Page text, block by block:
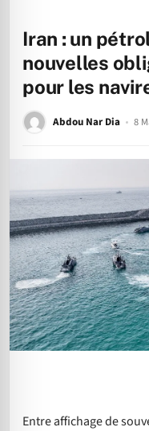
Iran : un
nouvelles
pour les
Abdou Nar Dia 8
Entre affichage de